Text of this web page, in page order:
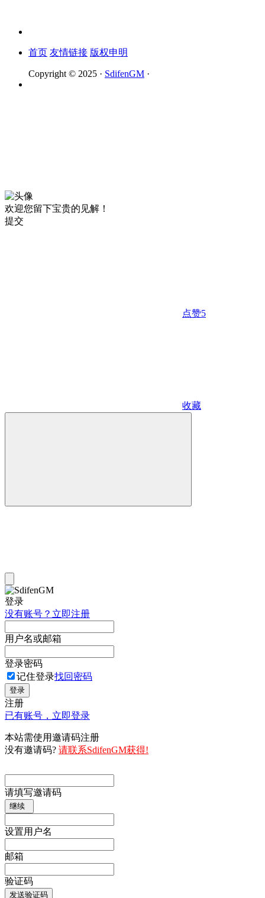
首页 友情链接 版权申明
Copyright © 2025 · SdifenGM ·
欢迎您留下宝贵的见解！
提交
点赞5
收藏
登录
没有账号？立即注册
用户名或邮箱
登录密码
记住登录找回密码
登录
注册
已有账号，立即登录
本站需使用邀请码注册
没有邀请码? 请联系SdifenGM获得!
请填写邀请码
继续
设置用户名
邮箱
验证码
发送验证码